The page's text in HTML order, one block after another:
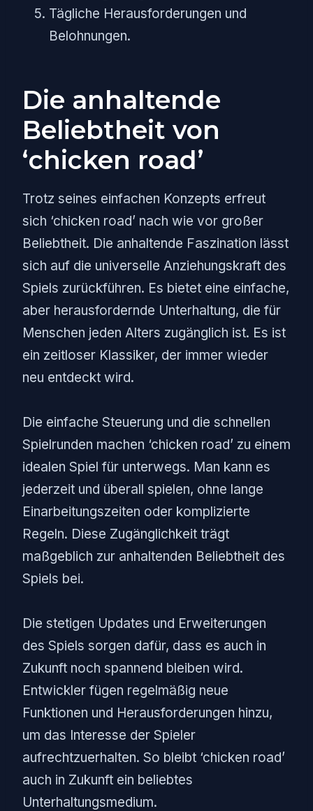
Tägliche Herausforderungen und
Belohnungen.
Die anhaltende
Beliebtheit von
‘chicken road’
Trotz seines einfachen Konzepts erfreut
sich ‘chicken road’ nach wie vor großer
Beliebtheit. Die anhaltende Faszination lässt
sich auf die universelle Anziehungskraft des
Spiels zurückführen. Es bietet eine einfache,
aber herausfordernde Unterhaltung, die für
Menschen jeden Alters zugänglich ist. Es ist
ein zeitloser Klassiker, der immer wieder
neu entdeckt wird.
Die einfache Steuerung und die schnellen
Spielrunden machen ‘chicken road’ zu einem
idealen Spiel für unterwegs. Man kann es
jederzeit und überall spielen, ohne lange
Einarbeitungszeiten oder komplizierte
Regeln. Diese Zugänglichkeit trägt
maßgeblich zur anhaltenden Beliebtheit des
Spiels bei.
Die stetigen Updates und Erweiterungen
des Spiels sorgen dafür, dass es auch in
Zukunft noch spannend bleiben wird.
Entwickler fügen regelmäßig neue
Funktionen und Herausforderungen hinzu,
um das Interesse der Spieler
aufrechtzuerhalten. So bleibt ‘chicken road’
auch in Zukunft ein beliebtes
Unterhaltungsmedium.